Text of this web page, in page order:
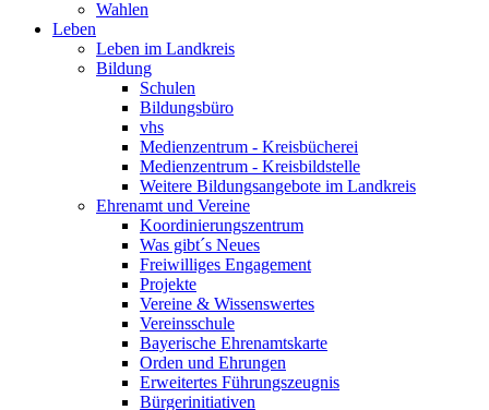
Wahlen
Leben
Leben im Landkreis
Bildung
Schulen
Bildungsbüro
vhs
Medienzentrum - Kreisbücherei
Medienzentrum - Kreisbildstelle
Weitere Bildungsangebote im Landkreis
Ehrenamt und Vereine
Koordinierungszentrum
Was gibt´s Neues
Freiwilliges Engagement
Projekte
Vereine & Wissenswertes
Vereinsschule
Bayerische Ehrenamtskarte
Orden und Ehrungen
Erweitertes Führungszeugnis
Bürgerinitiativen